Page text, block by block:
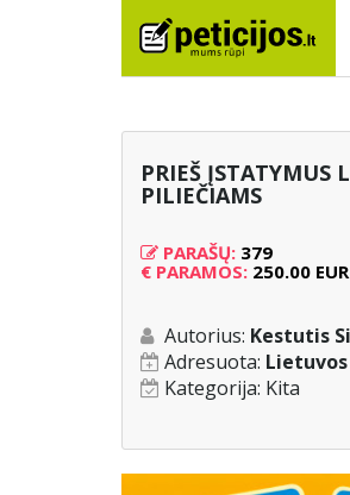
PRIEŠ ĮSTATYMUS
PILIEČIAMS
PARAŠŲ: 379
€ PARAMOS: 250.00 EUR
Autorius: Kestutis
Adresuota:
Kategorija: Kita